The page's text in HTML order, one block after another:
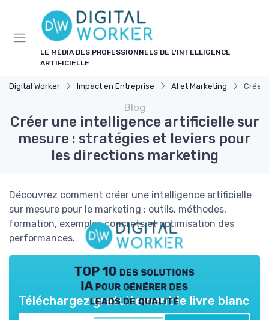
LE MÉDIA DES PROFESSIONNELS DE L'INTELLIGENCE
ARTIFICIELLE
Digital Worker Impact en Entreprise AI et Marketing Créer
Blog
Créer une intelligence artificielle sur
mesure : stratégies et leviers pour
les directions marketing
Découvrez comment créer une intelligence artificielle
sur mesure pour le marketing : outils, méthodes,
formation, exemples concrets et optimisation des
performances.
TOP 10 des solutions
IA pour générer des
leads de qualité
Téléchargez gratuitement le livre blanc